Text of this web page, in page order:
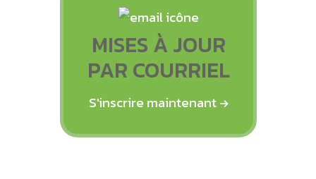
MISES À JOUR
PAR COURRIEL
S'inscrire maintenant